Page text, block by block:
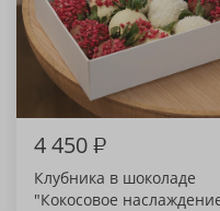
4 450₽
Клубника в шоколаде
"Кокосовое